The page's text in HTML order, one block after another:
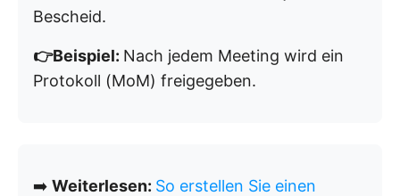
Bescheid.
👉Beispiel: Nach jedem Meeting wird ein
Protokoll (MoM) freigegeben.
➡️ Weiterlesen: So erstellen Sie einen